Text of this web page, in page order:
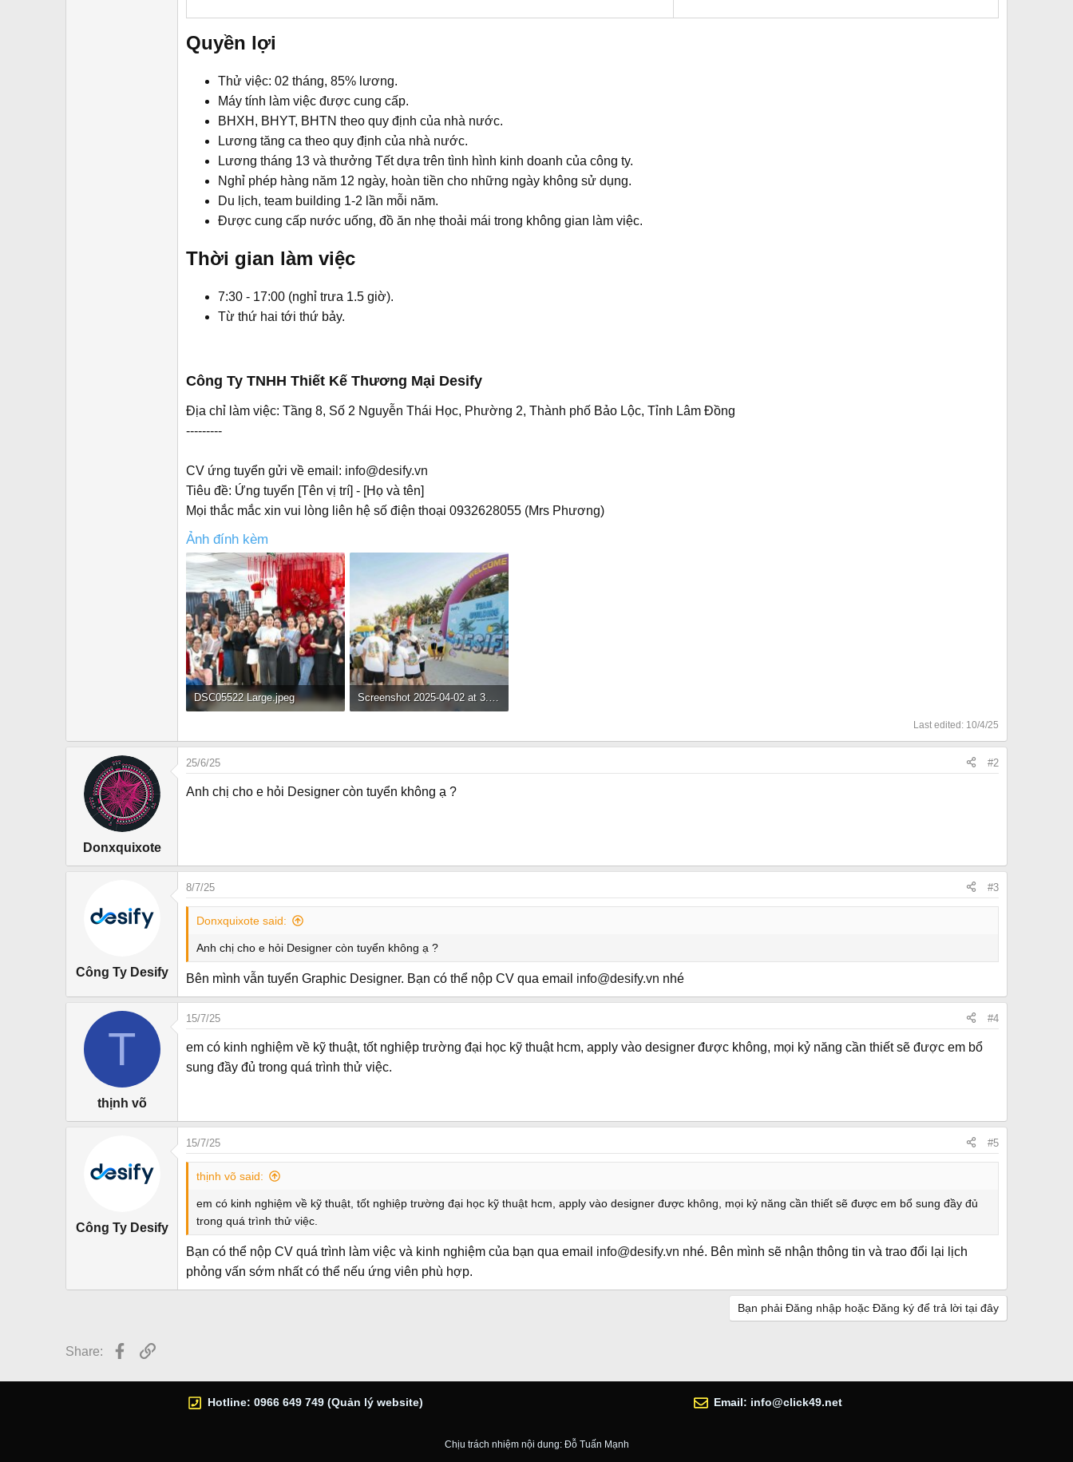
Quyền lợi​
Thử việc: 02 tháng, 85% lương.
Máy tính làm việc được cung cấp.
BHXH, BHYT, BHTN theo quy định của nhà nước.
Lương tăng ca theo quy định của nhà nước.
Lương tháng 13 và thưởng Tết dựa trên tình hình kinh doanh của công ty.
Nghỉ phép hàng năm 12 ngày, hoàn tiền cho những ngày không sử dụng.
Du lịch, team building 1-2 lần mỗi năm.
Được cung cấp nước uống, đồ ăn nhẹ thoải mái trong không gian làm việc.
Thời gian làm việc​
7:30 - 17:00 (nghỉ trưa 1.5 giờ).
Từ thứ hai tới thứ bảy.
Công Ty TNHH Thiết Kế Thương Mại Desify
Địa chỉ làm việc: Tầng 8, Số 2 Nguyễn Thái Học, Phường 2, Thành phố Bảo Lộc, Tỉnh Lâm Đồng
---------
CV ứng tuyển gửi về email: info@desify.vn
Tiêu đề: Ứng tuyển [Tên vị trí] - [Họ và tên]
Mọi thắc mắc xin vui lòng liên hệ số điện thoại 0932628055 (Mrs Phương)
Ảnh đính kèm
DSC05522 Large.jpeg Screenshot 2025-04-02 at 3.17.50 PM.jpg
Last edited: 10/4/25
Donxquixote
25/6/25 #2
Anh chị cho e hỏi Designer còn tuyển không ạ ?
Công Ty Desify
8/7/25 #3
Donxquixote said:
Anh chị cho e hỏi Designer còn tuyển không ạ ?
Bên mình vẫn tuyển Graphic Designer. Bạn có thể nộp CV qua email info@desify.vn nhé
T
thịnh võ
15/7/25 #4
em có kinh nghiệm về kỹ thuật, tốt nghiệp trường đại học kỹ thuật hcm, apply vào designer được không, mọi kỷ năng cần thiết sẽ được em bổ
sung đầy đủ trong quá trình thử việc.
Công Ty Desify
15/7/25 #5
thịnh võ said:
em có kinh nghiệm về kỹ thuật, tốt nghiệp trường đại học kỹ thuật hcm, apply vào designer được không, mọi kỷ năng cần thiết sẽ được em bổ sung đầy đủ
trong quá trình thử việc.
Bạn có thể nộp CV quá trình làm việc và kinh nghiệm của bạn qua email info@desify.vn nhé. Bên mình sẽ nhận thông tin và trao đổi lại lịch
phỏng vấn sớm nhất có thể nếu ứng viên phù hợp.
Bạn phải Đăng nhập hoặc Đăng ký để trả lời tại đây
Share: Facebook
Link
Hotline: 0966 649 749 (Quản lý website) Email: info@click49.net
Chịu trách nhiệm nội dung: Đỗ Tuấn Mạnh